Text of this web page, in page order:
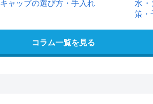
キャップの選び方・手入れ
水
策・
コラム一覧を見る